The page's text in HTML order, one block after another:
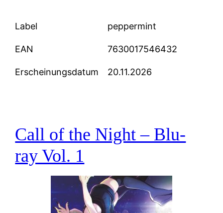
Label peppermint
EAN 7630017546432
Erscheinungsdatum 20.11.2026
Call of the Night – Blu-
ray Vol. 1